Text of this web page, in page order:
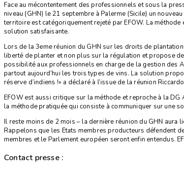
Face au mécontentement des professionnels et sous la
niveau (GHN) le 21 septembre à Palerme (Sicile) un
territoire est catégoriquement rejeté par EFOW. La
solution satisfaisante.
Lors de la 3eme réunion du GHN sur les droits de
liberté de planter et non plus sur la régulation et propose
possibilité aux professionnels en charge de la gestion des
partout aujourd’hui les trois types de vins. La solution
réserve d’indiens !» a déclaré à l’issue de la réunion
EFOW est aussi critique sur la méthode et reproche à la
la méthode pratiquée qui consiste à communiquer sur une
Il reste moins de 2 mois – la dernière réunion du GHN aura
Rappelons que les Etats membres producteurs défendent
membres et le Parlement européen seront enfin entendus.
Contact presse :